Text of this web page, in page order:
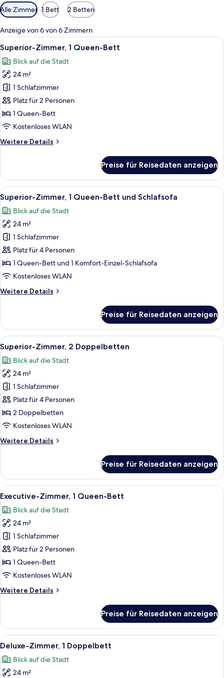
Verfügbare
Filter
für
Zimmer
Alle Zimmer 1 Bett 2 Betten
Anzeige von 6 von 6 Zimmern
Alle
Fotos
für
Superior-
Zimmer,
1
Queen-
Bett
Ein Hotelzimmer mit Bett,
10
Superior-Zimmer, 1 Queen-Bett
Blick auf die Stadt
24 m²
1 Schlafzimmer
Platz für 2 Personen
1 Queen-Bett
Kostenloses WLAN
Weitere Details
Weitere
Zimmer,
Queen-
Bett
Preise für Reisedaten anzeigen
Alle
Fotos
für
Superior-
Zimmer,
1 Queen-
Bett
und
anzeigen
Ein Hotelzimmer mit zwei Betten,
13
Superior-Zimmer, 1 Queen-Bett und Schlafsofa
Blick auf die Stadt
24 m²
1 Schlafzimmer
Platz für 4 Personen
1 Queen-Bett und 1 Komfort-Einzel-Schlafsofa
Kostenloses WLAN
Weitere Details
Weitere
Zimmer,
1 Queen-
Bett
und
Schlafsofa
Preise für Reisedaten anzeigen
Alle
Fotos
für
Superior-
Zimmer,
2 Doppelbetten
anzeigen
Ein Hotelzimmer mit zwei Betten,
11
Superior-Zimmer, 2 Doppelbetten
Blick auf die Stadt
24 m²
1 Schlafzimmer
Platz für 4 Personen
2 Doppelbetten
Kostenloses WLAN
Weitere Details
Weitere
Zimmer,
2 Doppelbetten
Preise für Reisedaten anzeigen
Alle
Fotos
für
Executive-
Zimmer,
1
Queen-
Bett
Executive-Zimmer, 1 Queen-Bett |
11
Executive-Zimmer, 1 Queen-Bett
Blick auf die Stadt
24 m²
1 Schlafzimmer
Platz für 2 Personen
1 Queen-Bett
Kostenloses WLAN
Weitere Details
Weitere
Zimmer,
Queen-
Preise für Reisedaten anzeigen
Alle
Fotos
für
Deluxe-
Ein Hotelzimmer mit einem Bett,
10
Deluxe-Zimmer, 1 Doppelbett
Blick auf die Stadt
24 m²